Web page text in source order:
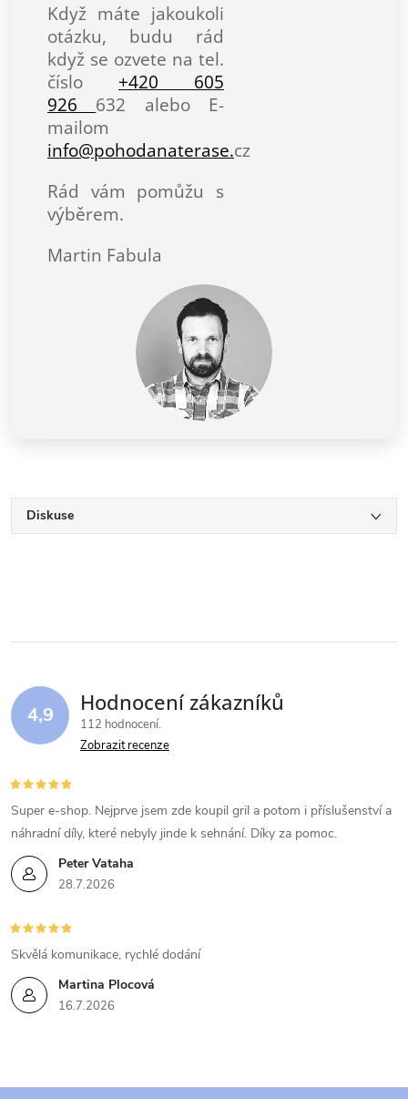
Když máte jakoukoli
otázku, budu rád
když se ozvete na tel.
číslo +420 605
926 632 alebo E-
mailom
info@pohodanaterase.cz
Rád vám pomůžu s
výběrem.
Martin Fabula
Diskuse
4,9 Hodnocení zákazníků
112 hodnocení
Zobrazit recenze
Peter Vataha
28.7.2026
Super e-shop. Nejprve jsem zde koupil gril a potom i příslušenství a
náhradní díly, které nebyly jinde k sehnání. Díky za pomoc.
Martina Plocová
16.7.2026
Skvělá komunikace, rychlé dodání